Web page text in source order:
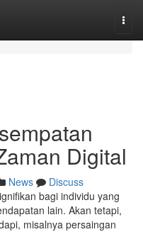
Digital
News
Discuss
bagi individu yang
lain. Akan tetapi,
misalnya persaingan